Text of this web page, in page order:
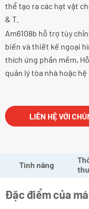
thể tạo ra các hạt vật
& T.
Am6108b hỗ trợ tùy
biến và thiết kế ngoại
thích ứng phần mềm,
quản lý tòa nhà hoặc hệ
LIÊN HỆ VỚI
Tính năng
Đặc điểm của